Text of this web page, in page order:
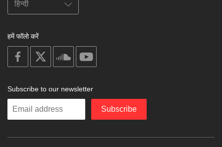
हमें फॉलो करें
on
facebook
soundcloud
Subscribe to our newsletter
Enter
Subscribe